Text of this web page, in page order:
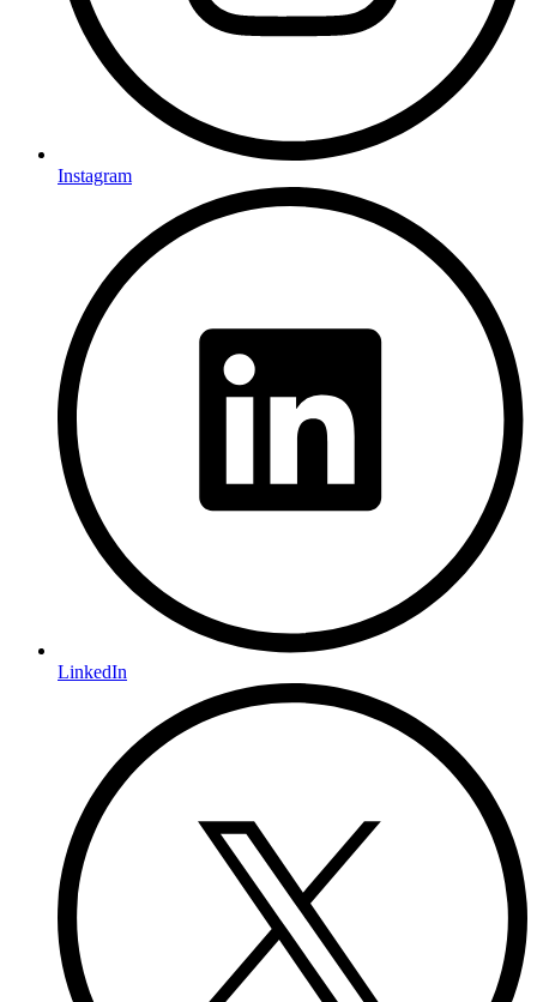
Instagram
LinkedIn